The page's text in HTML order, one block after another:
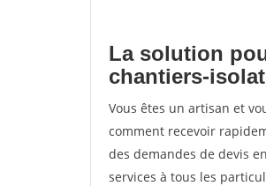
La solution
chantiers-
Vous êtes un artisan et
comment recevoir
des demandes de devis
services à tous les